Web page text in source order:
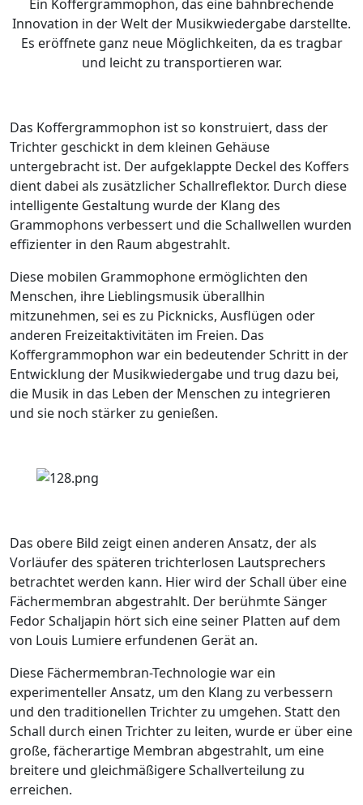
Ein Koffergrammophon, das eine bahnbrechende
Innovation in der Welt der Musikwiedergabe darstellte.
Es eröffnete ganz neue Möglichkeiten, da es tragbar
und leicht zu transportieren war.
Das Koffergrammophon ist so konstruiert, dass der
Trichter geschickt in dem kleinen Gehäuse
untergebracht ist. Der aufgeklappte Deckel des Koffers
dient dabei als zusätzlicher Schallreflektor. Durch diese
intelligente Gestaltung wurde der Klang des
Grammophons verbessert und die Schallwellen wurden
effizienter in den Raum abgestrahlt.
Diese mobilen Grammophone ermöglichten den
Menschen, ihre Lieblingsmusik überallhin
mitzunehmen, sei es zu Picknicks, Ausflügen oder
anderen Freizeitaktivitäten im Freien. Das
Koffergrammophon war ein bedeutender Schritt in der
Entwicklung der Musikwiedergabe und trug dazu bei,
die Musik in das Leben der Menschen zu integrieren
und sie noch stärker zu genießen.
Das obere Bild zeigt einen anderen Ansatz, der als
Vorläufer des späteren trichterlosen Lautsprechers
betrachtet werden kann. Hier wird der Schall über eine
Fächermembran abgestrahlt. Der berühmte Sänger
Fedor Schaljapin hört sich eine seiner Platten auf dem
von Louis Lumiere erfundenen Gerät an.
Diese Fächermembran-Technologie war ein
experimenteller Ansatz, um den Klang zu verbessern
und den traditionellen Trichter zu umgehen. Statt den
Schall durch einen Trichter zu leiten, wurde er über eine
große, fächerartige Membran abgestrahlt, um eine
breitere und gleichmäßigere Schallverteilung zu
erreichen.